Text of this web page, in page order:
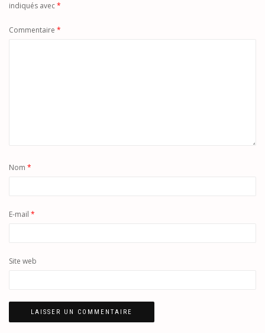
indiqués avec*
Commentaire *
Nom *
E-mail *
Site web